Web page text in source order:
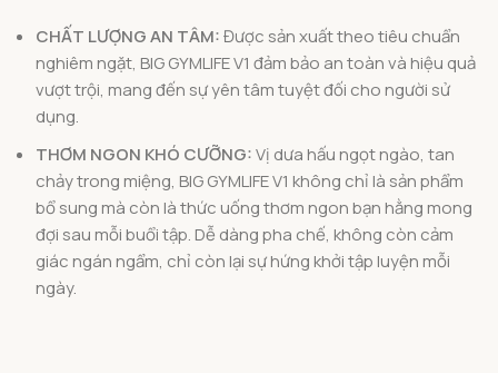
CHẤT LƯỢNG AN TÂM:Được sản xuất theo tiêu chuẩn
nghiêm ngặt, BIG GYMLIFE V1 đảm bảo an toàn và hiệu quả
vượt trội, mang đến sự yên tâm tuyệt đối cho người sử
dụng.
THƠM NGON KHÓ CƯỠNG:Vị dưa hấu ngọt ngào, tan
chảy trong miệng, BIG GYMLIFE V1 không chỉ là sản phẩm
bổ sung mà còn là thức uống thơm ngon bạn hằng mong
đợi sau mỗi buổi tập. Dễ dàng pha chế, không còn cảm
giác ngán ngẩm, chỉ còn lại sự hứng khởi tập luyện mỗi
ngày.